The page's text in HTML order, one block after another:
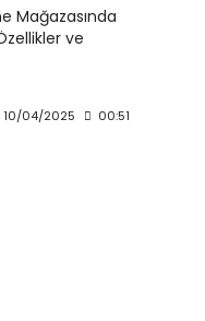
Mağazasında
ve
10/04/2025 00:51